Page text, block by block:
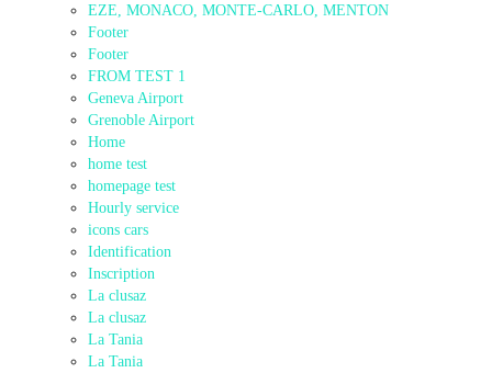
EZE, MONACO, MONTE-CARLO, MENTON
Footer
Footer
FROM TEST 1
Geneva Airport
Grenoble Airport
Home
home test
homepage test
Hourly service
icons cars
Identification
Inscription
La clusaz
La clusaz
La Tania
La Tania